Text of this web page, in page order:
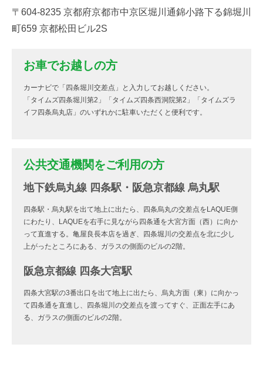
〒604-8235 京都府京都市中京区堀川通錦小路下る錦堀川
町659 京都松田ビル2S
お車でお越しの方
カーナビで「四条堀川交差点」と入力してお越しください。
「タイムズ四条堀川第2」「タイムズ四条西洞院第2」「タイムズラ
イフ四条烏丸店」のいずれかに駐車いただくと便利です。
公共交通機関をご利用の方
地下鉄烏丸線 四条駅・阪急京都線 烏丸駅
四条駅・烏丸駅を出て地上に出たら、四条烏丸の交差点をLAQUE側
にわたり、LAQUEを右手に見ながら四条通を大宮方面（西）に向か
って直進する。亀屋良長本店を過ぎ、四条堀川の交差点を北に少し
上がったところにある、ガラスの側面のビルの2階。
阪急京都線 四条大宮駅
四条大宮駅の3番出口を出て地上に出たら、烏丸方面（東）に向かっ
て四条通を直進し、四条堀川の交差点を渡ってすぐ、正面左手にあ
る、ガラスの側面のビルの2階。